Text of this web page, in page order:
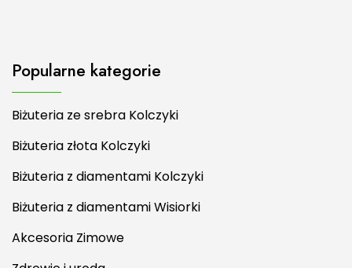
Popularne kategorie
Biżuteria ze srebra Kolczyki
Biżuteria złota Kolczyki
Biżuteria z diamentami Kolczyki
Biżuteria z diamentami Wisiorki
Akcesoria Zimowe